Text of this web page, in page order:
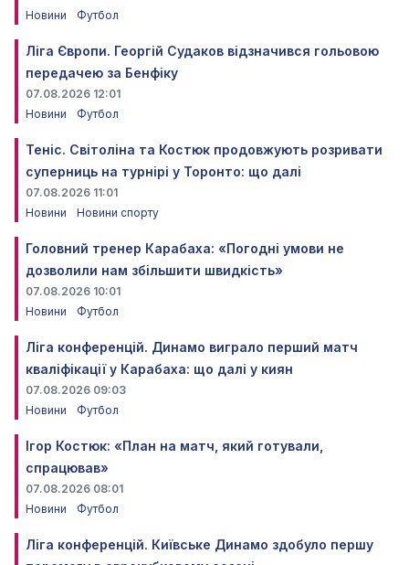
Новини
Футбол
Ліга Європи. Георгій Судаков відзначився гольовою
передачею за Бенфіку
07.08.2026 12:01
Новини
Футбол
Теніс. Світоліна та Костюк продовжують розривати
суперниць на турнірі у Торонто: що далі
07.08.2026 11:01
Новини
Новини спорту
Головний тренер Карабаха: «Погодні умови не
дозволили нам збільшити швидкість»
07.08.2026 10:01
Новини
Футбол
Ліга конференцій. Динамо виграло перший матч
кваліфікації у Карабаха: що далі у киян
07.08.2026 09:03
Новини
Футбол
Ігор Костюк: «План на матч, який готували,
спрацював»
07.08.2026 08:01
Новини
Футбол
Ліга конференцій. Київське Динамо здобуло першу